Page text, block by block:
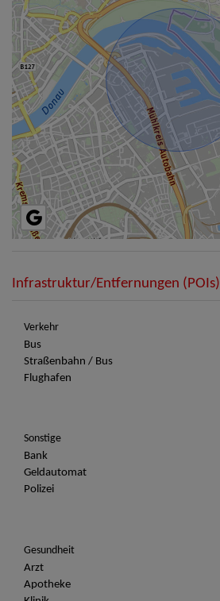
Infrastruktur/Entfernungen (POIs)
Verkehr
Bus
Straßenbahn / Bus
Flughafen
Sonstige
Bank
Geldautomat
Polizei
Gesundheit
Arzt
Apotheke